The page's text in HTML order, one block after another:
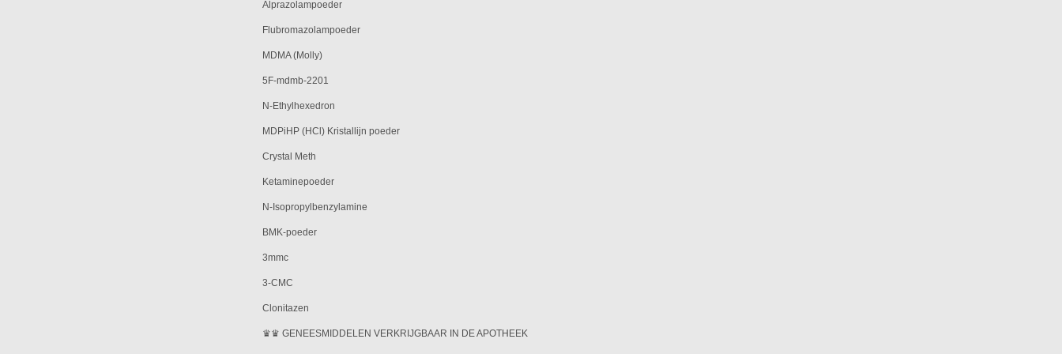
Alprazolampoeder
Flubromazolampoeder
MDMA (Molly)
5F-mdmb-2201
N-Ethylhexedron
MDPiHP (HCl) Kristallijn poeder
Crystal Meth
Ketaminepoeder
N-Isopropylbenzylamine
BMK-poeder
3mmc
3-CMC
Clonitazen
♛♛ GENEESMIDDELEN VERKRIJGBAAR IN DE APOTHEEK